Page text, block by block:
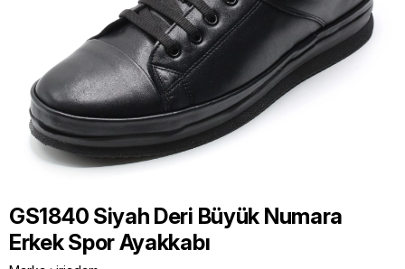
GS1840 Siyah Deri Büyük Numara
Erkek Spor Ayakkabı